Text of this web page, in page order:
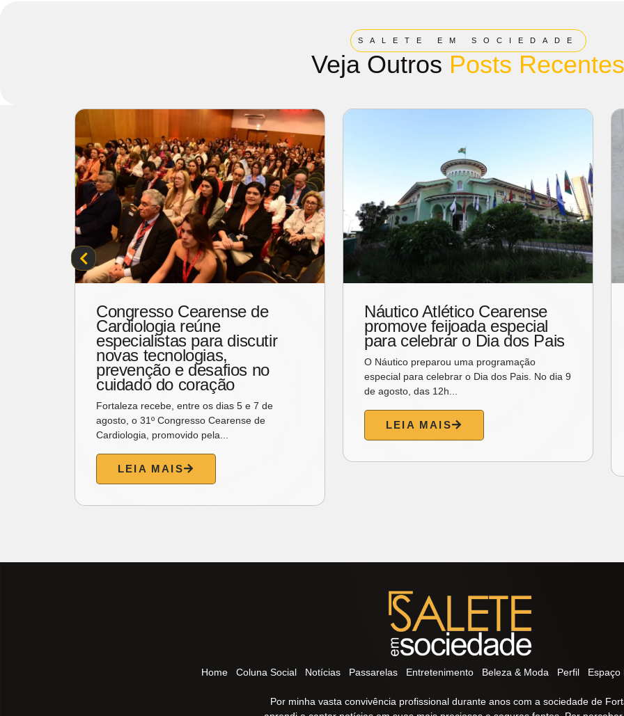
SALETE EM SOCIEDADE
Veja Outros Posts Recentes
Congresso Cearense de
Cardiologia reúne
especialistas para discutir
novas tecnologias,
prevenção e desafios no
cuidado do coração
Fortaleza recebe, entre os dias 5 e 7 de
agosto, o 31º Congresso Cearense de
Cardiologia, promovido pela...
LEIA MAIS
Náutico Atlético Cearense
promove feijoada especial
para celebrar o Dia dos Pais
O Náutico preparou uma programação
especial para celebrar o Dia dos Pais. No dia 9
de agosto, das 12h...
LEIA MAIS
Home Coluna Social Notícias Passarelas Entretenimento Beleza & Moda Perfil Espaço
Por minha vasta convivência profissional durante anos com a sociedade de